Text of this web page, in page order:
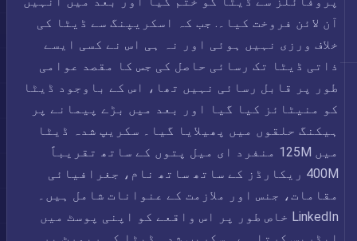
آن لائن فروخت کیا۔. جب کہ اسکریپنگ سے ڈیٹا کی
خلاف ورزی نہیں ہوئی اور نہ ہی اس نے کسی ایسے
ذاتی ڈیٹا تک رسائی حاصل کی جس کا مقصد عوامی
طور پر قابل رسائی نہیں تھا، اس کے باوجود ڈیٹا
کو منیٹائز کیا گیا اور بعد میں بڑے پیمانے پر
ہیکنگ حلقوں میں پھیلایا گیا۔ سکریپ شدہ ڈیٹا
میں 125M منفرد ای میل پتوں کے ساتھ تقریباً
400M ریکارڈز کے ساتھ ساتھ نام، جغرافیائی
مقامات، جنس اور ملازمت کے عنوانات شامل ہیں۔
LinkedIn خاص طور پر اس واقعے کو اپنی پوسٹ میں